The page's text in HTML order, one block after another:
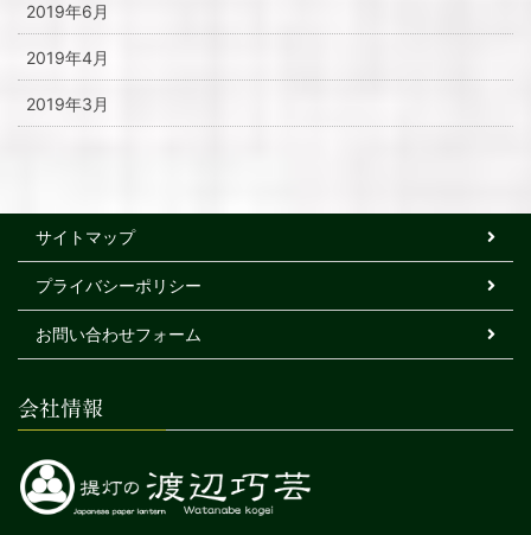
2019年6月
2019年4月
2019年3月
サイトマップ
プライバシーポリシー
お問い合わせフォーム
会社情報